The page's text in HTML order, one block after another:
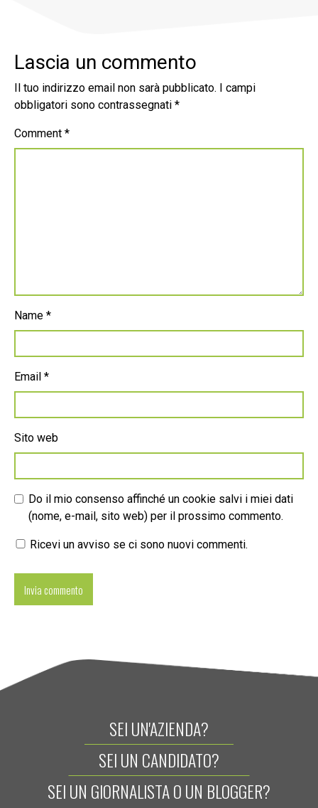
Lascia un commento
Il tuo indirizzo email non sarà pubblicato.
I campi
obbligatori sono contrassegnati *
Comment *
Name *
Email *
Sito web
Do il mio consenso affinché un cookie salvi i miei dati
(nome, e-mail, sito web) per il prossimo commento.
Ricevi un avviso se ci sono nuovi commenti.
SEI UN'AZIENDA?
SEI UN CANDIDATO?
SEI UN GIORNALISTA O UN BLOGGER?